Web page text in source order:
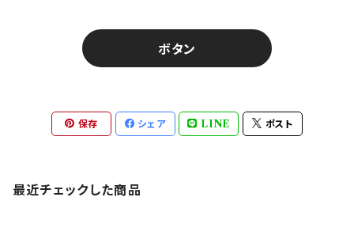
ボタン
保存 シェア LINE ポスト
最近チェックした商品